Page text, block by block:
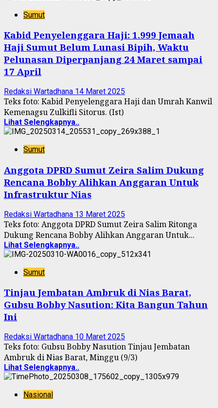
Sumut
Kabid Penyelenggara Haji: 1.999 Jemaah
Haji Sumut Belum Lunasi Bipih, Waktu
Pelunasan Diperpanjang 24 Maret sampai
17 April
Redaksi Wartadhana 14 Maret 2025
Teks foto: Kabid Penyelenggara Haji dan Umrah Kanwil
Kemenagsu Zulkifli Sitorus. (Ist)
Lihat Selengkapnya..
Sumut
Anggota DPRD Sumut Zeira Salim Dukung
Rencana Bobby Alihkan Anggaran Untuk
Infrastruktur Nias
Redaksi Wartadhana 13 Maret 2025
Teks foto: Anggota DPRD Sumut Zeira Salim Ritonga
Dukung Rencana Bobby Alihkan Anggaran Untuk...
Lihat Selengkapnya..
Sumut
Tinjau Jembatan Ambruk di Nias Barat,
Gubsu Bobby Nasution: Kita Bangun Tahun
Ini
Redaksi Wartadhana 10 Maret 2025
Teks foto: Gubsu Bobby Nasution Tinjau Jembatan
Ambruk di Nias Barat, Minggu (9/3)
Lihat Selengkapnya..
Nasional